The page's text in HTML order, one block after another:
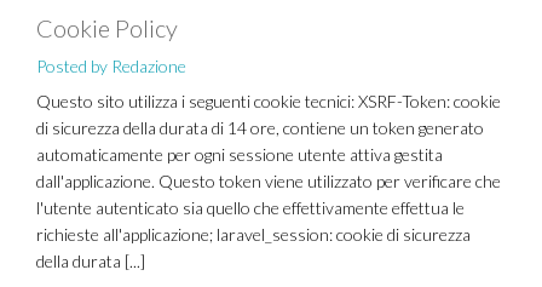
Cookie Policy
Posted by Redazione
Questo sito utilizza i seguenti cookie tecnici: XSRF-Token: cookie
di sicurezza della durata di 14 ore, contiene un token generato
automaticamente per ogni sessione utente attiva gestita
dall'applicazione. Questo token viene utilizzato per verificare che
l'utente autenticato sia quello che effettivamente effettua le
richieste all'applicazione; laravel_session: cookie di sicurezza
della durata [...]